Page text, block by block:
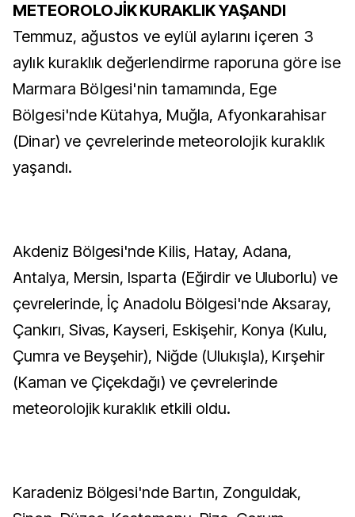
METEOROLOJİK KURAKLIK YAŞANDI
Temmuz, ağustos ve eylül aylarını içeren 3
aylık kuraklık değerlendirme raporuna göre ise
Marmara Bölgesi'nin tamamında, Ege
Bölgesi'nde Kütahya, Muğla, Afyonkarahisar
(Dinar) ve çevrelerinde meteorolojik kuraklık
yaşandı.
Akdeniz Bölgesi'nde Kilis, Hatay, Adana,
Antalya, Mersin, Isparta (Eğirdir ve Uluborlu) ve
çevrelerinde, İç Anadolu Bölgesi'nde Aksaray,
Çankırı, Sivas, Kayseri, Eskişehir, Konya (Kulu,
Çumra ve Beyşehir), Niğde (Ulukışla), Kırşehir
(Kaman ve Çiçekdağı) ve çevrelerinde
meteorolojik kuraklık etkili oldu.
Karadeniz Bölgesi'nde Bartın, Zonguldak,